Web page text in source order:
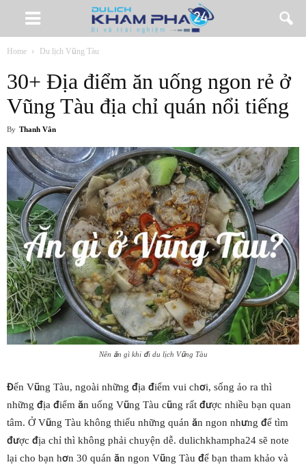
Home Du lịch Vũng Tàu
30+ Địa điểm ăn uống ngon rẻ ở
Vũng Tàu địa chỉ quán nổi tiếng
By Thanh Vân
Nên ăn gì khi đi du lịch Vũng Tàu
Đến Vũng Tàu, ngoài những địa điểm vui chơi, sống ảo ra thì
những địa điểm ăn uống Vũng Tàu cũng rất được nhiều bạn quan
tâm. Ở Vũng Tàu không thiếu những quán ăn ngon nhưng để tìm
được địa chỉ thì không phải chuyện dễ. dulichkhampha24 sẽ note
lại cho bạn hơn 30 quán ăn ngon Vũng Tàu để bạn tham khảo và